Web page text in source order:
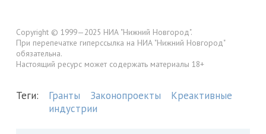
Copyright © 1999—2025 НИА "Нижний Новгород".
При перепечатке гиперссылка на НИА "Нижний Новгород"
обязательна.
Настоящий ресурс может содержать материалы 18+
Теги: Гранты Законопроекты
Креактивные
индустрии